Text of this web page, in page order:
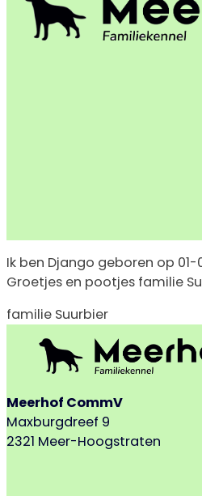
Ik ben Django geboren op
Groetjes en pootjes familie
familie Suurbier
Meerhof CommV
Maxburgdreef 9
2321 Meer-Hoogstraten